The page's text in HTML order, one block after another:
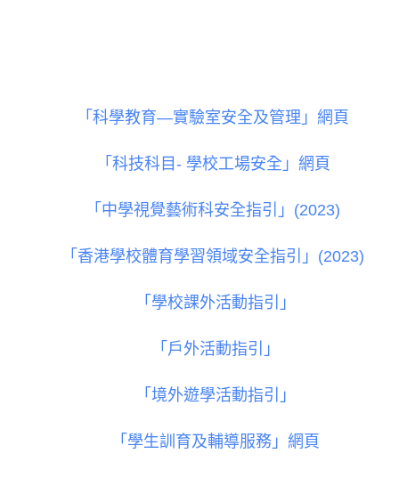
「科學教育—實驗室安全及管理」網頁
「科技科目 - 學校工場安全」網頁
「中學視覺藝術科安全指引」 (2023)
「香港學校體育學習領域安全指引」 (2023)
「學校課外活動指引」
「戶外活動指引」
「境外遊學活動指引」
「學生訓育及輔導服務」網頁